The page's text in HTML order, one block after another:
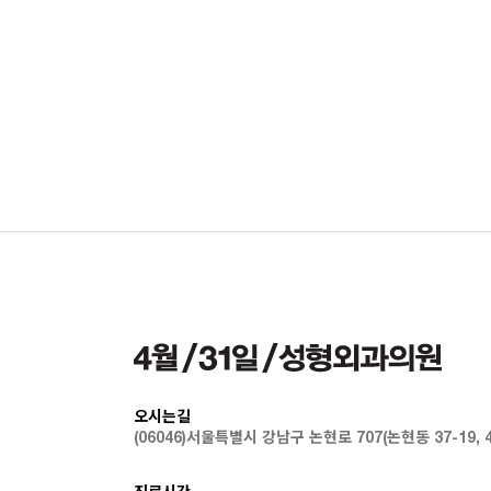
오시는길
(06046)서울특별시 강남구 논현로 707(논현동 37-19,